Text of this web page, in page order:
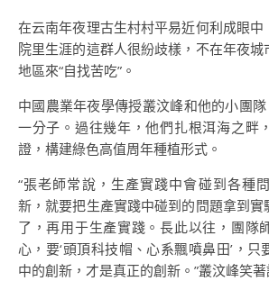
在云南年夜理古生村村平易近何利成眼
院里生涯的這群人很紛歧樣，不在年夜
地區來“自找苦吃”。
中國農業年夜學傳授叢汶峰和他的小團隊
一分子。過往幾年，他們扎根洱海之畔
證，構建綠色高值周年種植形式。
“張老師常說，生產實踐中會碰到各種
新，就要把生產實踐中碰到的問題拿到
了，再用于生產實踐。長此以往，團隊
心，要‘頭頂科技帽、心系飄噴鼻田’，
中的創新，才是真正的創新。”叢汶峰笑著